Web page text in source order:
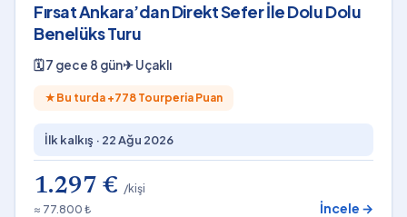
Fırsat Ankara’dan Direkt Sefer İle Dolu Dolu
Benelüks Turu
🗓7 gece 8 gün✈Uçaklı
★ Bu turda +778 Tourperia Puan
İlk kalkış · 22 Ağu 2026
1.297 € /kişi
≈ 77.800 ₺
İncele →